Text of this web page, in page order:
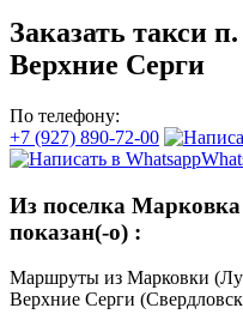
Заказать такси
Верхние Серги
По телефону:
+7 (927) 890-72-00
Из поселка
показан(-о) :
Маршруты из Марковки
Верхние Серги